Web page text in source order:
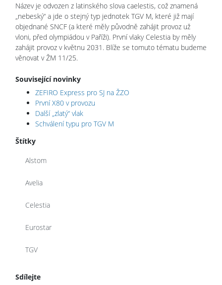
Název je odvozen z latinského slova caelestis, což znamená
„nebeský“ a jde o stejný typ jednotek TGV M, které již mají
objednané SNCF (a které měly původně zahájit provoz už
vloni, před olympiádou v Paříži). První vlaky Celestia by měly
zahájit provoz v květnu 2031. Blíže se tomuto tématu budeme
věnovat v ŽM 11/25.
Související novinky
ZEFIRO Express pro SJ na ŽZO
První X80 v provozu
Další „zlatý“ vlak
Schválení typu pro TGV M
Štítky
Alstom
Avelia
Celestia
Eurostar
TGV
Sdílejte